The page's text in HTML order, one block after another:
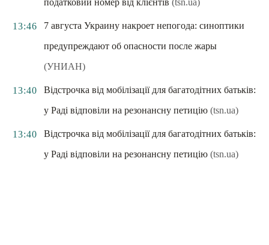
податковий номер від клієнтів (tsn.ua)
13:46
7 августа Украину накроет непогода: синоптики
предупреждают об опасности после жары
(УНИАН)
13:40
Відстрочка від мобілізації для багатодітних батьків:
у Раді відповіли на резонансну петицію (tsn.ua)
13:40
Відстрочка від мобілізації для багатодітних батьків:
у Раді відповіли на резонансну петицію (tsn.ua)